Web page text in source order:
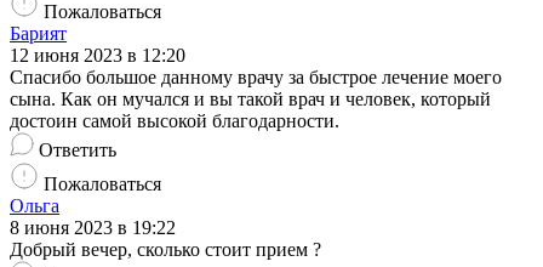
Пожаловаться
Барият
12 июня 2023 в 12:20
Спасибо большое данному врачу за быстрое лечение моего
сына. Как он мучался и вы такой врач и человек, который
достоин самой высокой благодарности.
Ответить
Пожаловаться
Ольга
8 июня 2023 в 19:22
Добрый вечер, сколько стоит прием ?